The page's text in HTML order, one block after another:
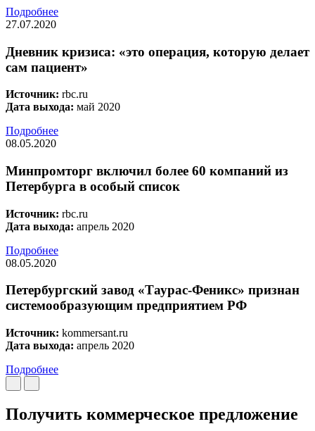
Подробнее
27.07.2020
Дневник кризиса: «это операция, которую делает
сам пациент»
Источник: rbc.ru
Дата выхода: май 2020
Подробнее
08.05.2020
Минпромторг включил более 60 компаний из
Петербурга в особый список
Источник: rbc.ru
Дата выхода: апрель 2020
Подробнее
08.05.2020
Петербургский завод «Таурас-Феникс» признан
системообразующим предприятием РФ
Источник: kommersant.ru
Дата выхода: апрель 2020
Подробнее
Получить коммерческое предложение